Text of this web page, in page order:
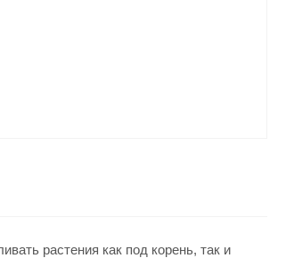
растения как под корень, так и